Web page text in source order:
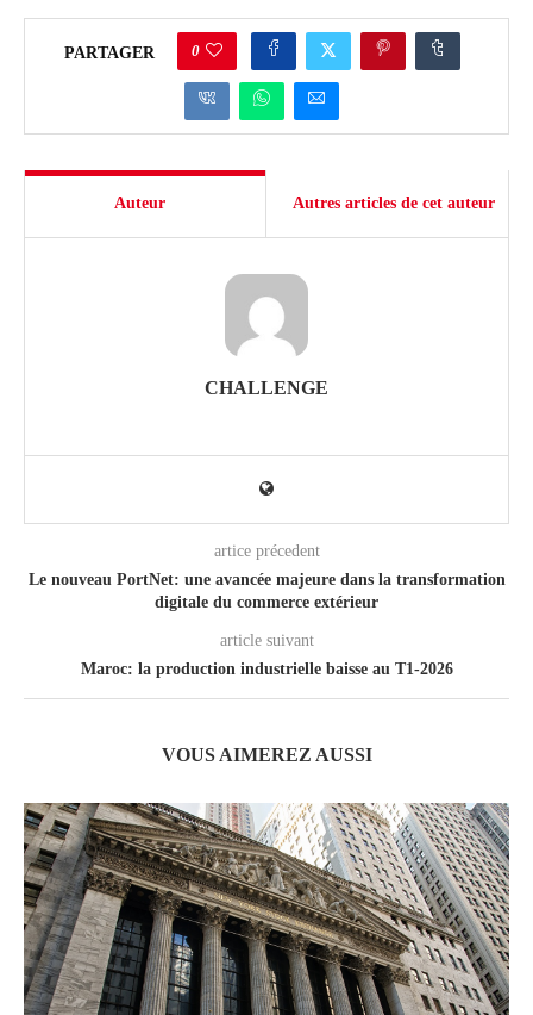
PARTAGER 0
Auteur Autres articles de cet auteur
CHALLENGE
artice précedent
Le nouveau PortNet: une avancée majeure dans la transformation
digitale du commerce extérieur
article suivant
Maroc: la production industrielle baisse au T1-2026
VOUS AIMEREZ AUSSI